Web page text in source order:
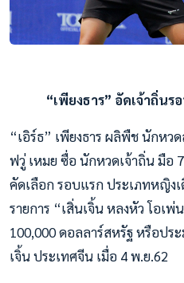
“เพียงธาร” อัดเจ้าถิ่น
“เอิร์ธ” เพียงธาร ผลิพืช นักหว
ฟวู่ เหมย ซื่อ นักหวดเจ้าถิ่น มือ
คัดเลือก รอบแรก ประเภทหญิง
รายการ “เสิ่นเจิ้น หลงหัว โอเพ่
100,000 ดอลลาร์สหรัฐ หรือป
เจิ้น ประเทศจีน เมื่อ 4 พ.ย.62